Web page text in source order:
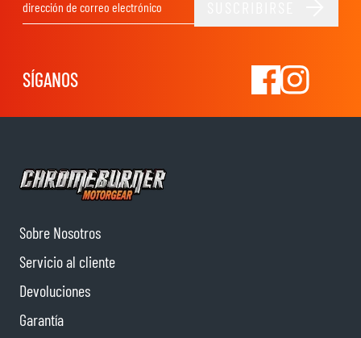
SÍGANOS
Sobre Nosotros
Servicio al cliente
Devoluciones
Garantía